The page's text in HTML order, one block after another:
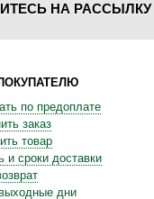
НА
по предоплате
заказ
товар
и сроки доставки
дни